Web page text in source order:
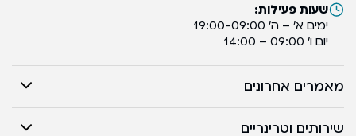
שעות פעילות:
ימים א’ – ה’ 19:00-09:00
יום ו’ 09:00 – 14:00
מאמרים אחרונים
שירותים וטרינריים